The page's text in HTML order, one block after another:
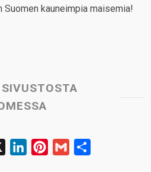
Suomen kauneimpia maisemia!
SIVUSTOSTA